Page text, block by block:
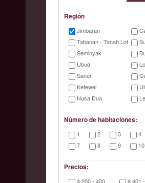
Región
Jimbaran
Tabanan - Tanah Lot
Seminyak
Ubud
Sanur
Ketewel
Nusa Dua
Número de habitaciones:
1 2 3 4
7
8 9 10
Precios:
$ 200 - 400
$ 401